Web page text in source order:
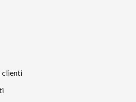
clienti